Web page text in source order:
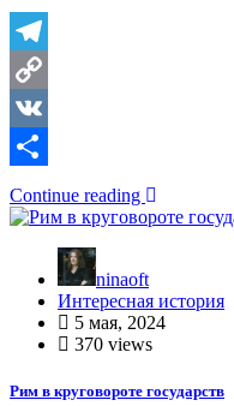
Telegram
Copy
Link
VK
Отправить
Continue reading
ninaoft
Интересная история
5 мая, 2024
370 views
Рим в круговороте государств